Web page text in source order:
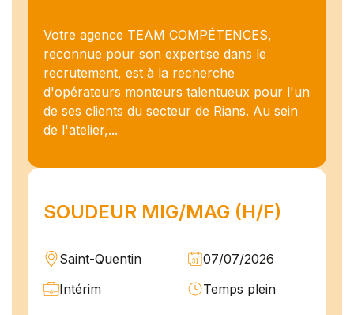
Votre agence TEAM COMPÉTENCES,
reconnue pour son expertise dans le
recrutement, est à la recherche
d'opérateurs monteurs talentueux pour l'un
de ses clients du secteur de Rians. Au sein
de l'atelier,...
SOUDEUR MIG/MAG (H/F)
Saint-Quentin
07/07/2026
Intérim
Temps plein